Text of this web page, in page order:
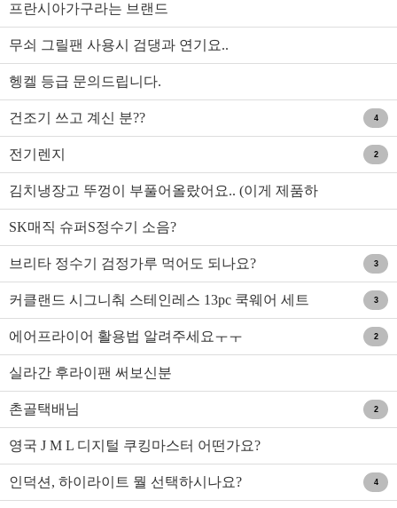
프란시아가구라는 브랜드
무쇠 그릴팬 사용시 검댕과 연기요..
헹켈 등급 문의드립니다.
건조기 쓰고 계신 분?? 4
전기렌지 2
김치냉장고 뚜껑이 부풀어올랐어요.. (이게 제품하
자가 아닌가요?)
SK매직 슈퍼S정수기 소음?
브리타 정수기 검정가루 먹어도 되나요? 3
커클랜드 시그니춰 스테인레스 13pc 쿡웨어 세트 3
에어프라이어 활용법 알려주세요ㅜㅜ 2
실라간 후라이팬 써보신분
촌골택배님 2
영국 J M L 디지털 쿠킹마스터 어떤가요?
인덕션, 하이라이트 뭘 선택하시나요? 4